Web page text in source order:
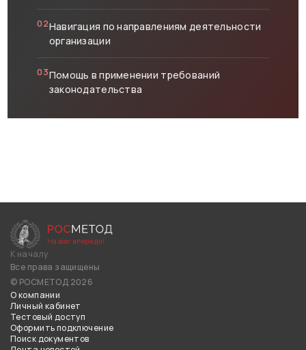
02Навигация по направлениям деятельности
организации
03Помощь в применении требований
законодательства
К началу
Все права защищены
© РОСМЕТОД 2026
О компании
Личный кабинет
Тестовый доступ
Оформить подключение
Поиск документов